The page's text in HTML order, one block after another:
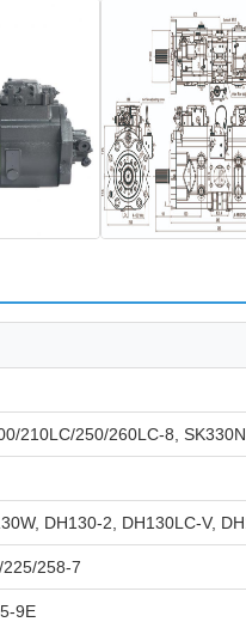
210LC/250/260LC-8,
DH130-2, DH130LC-V,
258-7
9E